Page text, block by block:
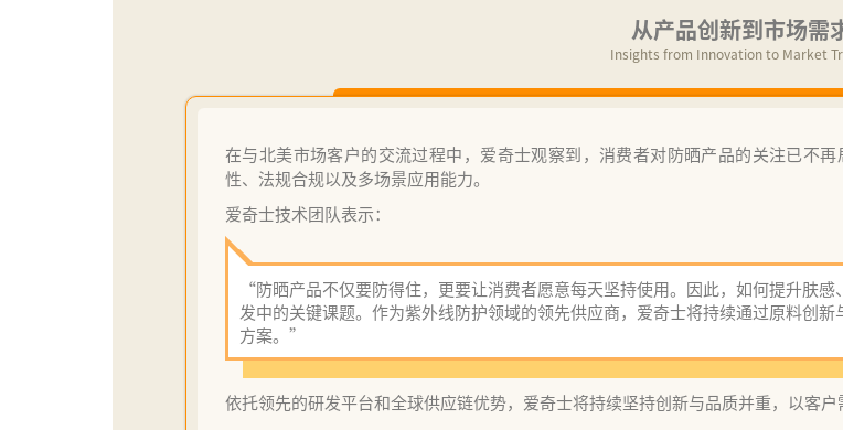
从产品创新到市场需
Insights from Innovation to Market
在与北美市场客户的交流过程中，爱奇士观察到，消费者对防晒产品的关注已不
性、法规合规以及多场景应用能力。
爱奇士技术团队表示：
“防晒产品不仅要防得住，更要让消费者愿意每天坚持使用。因此，如何提升肤
发中的关键课题。作为紫外线防护领域的领先供应商，爱奇士将持续通过原料创
方案。”
依托领先的研发平台和全球供应链优势，爱奇士将持续坚持创新与品质并重，以客